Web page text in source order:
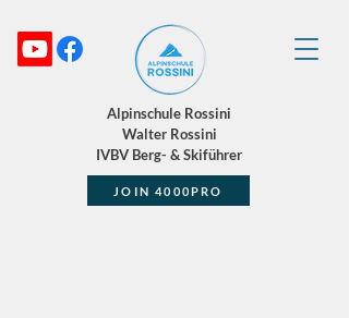
JOIN 4000PRO
Alpinschule Rossini
Walter Rossini
IVBV Berg- & Skiführer